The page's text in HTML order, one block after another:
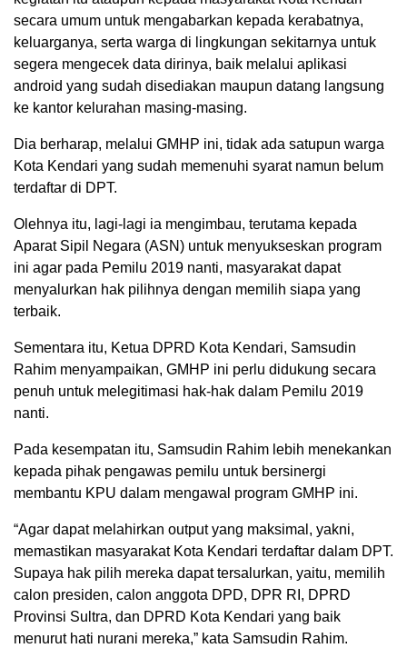
secara umum untuk mengabarkan kepada kerabatnya,
keluarganya, serta warga di lingkungan sekitarnya untuk
segera mengecek data dirinya, baik melalui aplikasi
android yang sudah disediakan maupun datang langsung
ke kantor kelurahan masing-masing.
Dia berharap, melalui GMHP ini, tidak ada satupun warga
Kota Kendari yang sudah memenuhi syarat namun belum
terdaftar di DPT.
Olehnya itu, lagi-lagi ia mengimbau, terutama kepada
Aparat Sipil Negara (ASN) untuk menyukseskan program
ini agar pada Pemilu 2019 nanti, masyarakat dapat
menyalurkan hak pilihnya dengan memilih siapa yang
terbaik.
Sementara itu, Ketua DPRD Kota Kendari, Samsudin
Rahim menyampaikan, GMHP ini perlu didukung secara
penuh untuk melegitimasi hak-hak dalam Pemilu 2019
nanti.
Pada kesempatan itu, Samsudin Rahim lebih menekankan
kepada pihak pengawas pemilu untuk bersinergi
membantu KPU dalam mengawal program GMHP ini.
“Agar dapat melahirkan output yang maksimal, yakni,
memastikan masyarakat Kota Kendari terdaftar dalam DPT.
Supaya hak pilih mereka dapat tersalurkan, yaitu, memilih
calon presiden, calon anggota DPD, DPR RI, DPRD
Provinsi Sultra, dan DPRD Kota Kendari yang baik
menurut hati nurani mereka,” kata Samsudin Rahim.